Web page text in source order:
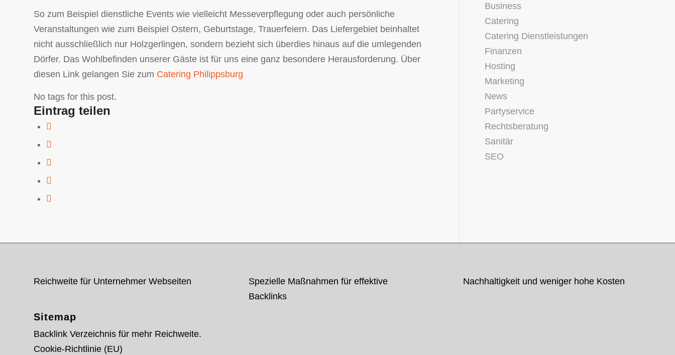
So zum Beispiel dienstliche Events wie vielleicht Messeverpflegung oder auch persönliche
Veranstaltungen wie zum Beispiel Ostern, Geburtstage, Trauerfeiern. Das Liefergebiet beinhaltet
nicht ausschließlich nur Holzgerlingen, sondern bezieht sich überdies hinaus auf die umlegenden
Dörfer. Das Wohlbefinden unserer Gäste ist für uns eine ganz besondere Herausforderung. Über
diesen Link gelangen Sie zum Catering Philippsburg
No tags for this post.
Eintrag teilen
Business
Catering
Catering Dienstleistungen
Finanzen
Hosting
Marketing
News
Partyservice
Rechtsberatung
Sanitär
SEO
Reichweite für Unternehmer Webseiten
Sitemap
Backlink Verzeichnis für mehr Reichweite.
Cookie-Richtlinie (EU)
Spezielle Maßnahmen für effektive
Backlinks
Nachhaltigkeit und weniger hohe Kosten